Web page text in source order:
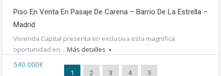
Piso En Venta En Pasaje De Carena – Barrio De La Estrella –
Madrid
Vivienda Capital presenta en exclusiva esta magnifica
oportunidad en… Más detalles
540.000€
1 2 3 4 5